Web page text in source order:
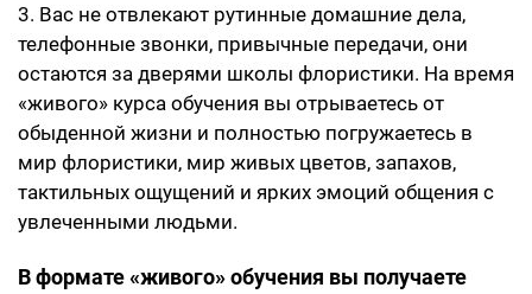
3. Вас не отвлекают рутинные домашние дела,
телефонные звонки, привычные передачи, они
остаются за дверями школы флористики. На время
«живого» курса обучения вы отрываетесь от
обыденной жизни и полностью погружаетесь в
мир флористики, мир живых цветов, запахов,
тактильных ощущений и ярких эмоций общения с
увлеченными людьми.
В формате «живого» обучения вы получаете